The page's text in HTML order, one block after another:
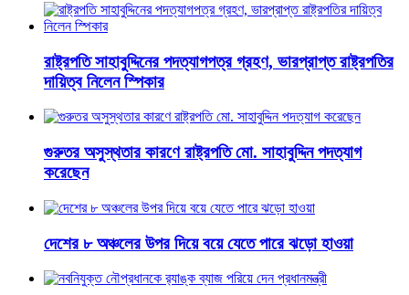
রাষ্ট্রপতি সাহাবুদ্দিনের পদত্যাগপত্র গ্রহণ, ভারপ্রাপ্ত রাষ্ট্রপতির
দায়িত্ব নিলেন স্পিকার
গুরুতর অসুস্থতার কারণে রাষ্ট্রপতি মো. সাহাবুদ্দিন পদত্যাগ
করেছেন
দেশের ৮ অঞ্চলের উপর দিয়ে বয়ে যেতে পারে ঝড়ো হাওয়া